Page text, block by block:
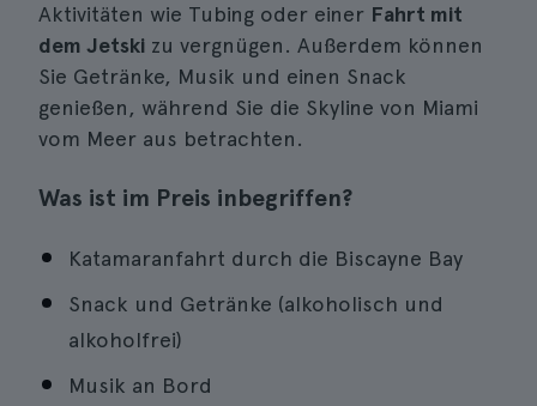
Aktivitäten wie Tubing oder einer Fahrt mit
dem Jetski zu vergnügen. Außerdem können
Sie Getränke, Musik und einen Snack
genießen, während Sie die Skyline von Miami
vom Meer aus betrachten.
Was ist im Preis inbegriffen?
Katamaranfahrt durch die Biscayne Bay
Snack und Getränke (alkoholisch und
alkoholfrei)
Musik an Bord